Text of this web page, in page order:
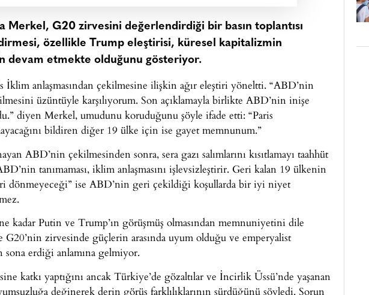
Merkel, G20 zirvesini değerlendirdiği bir basın toplantısı
özellikle Trump eleştirisi, küresel kapitalizmin
devam etmekte olduğunu gösteriyor.
anlaşmasından çekilmesine ilişkin ağır eleştiri yöneltti. “ABD’nin
üzüntüyle karşılıyorum. Son açıklamayla birlikte ABD’nin inişe
diyen Merkel, umudunu koruduğunu şöyle ifade etti: “Paris
bildiren diğer 19 ülke için ise gayet memnunum.”
ABD’nin çekilmesinden sonra, sera gazı salımlarını kısıtlamayı taahhüt
tanımaması, iklim anlaşmasını işlevsizleştirir. Geri kalan 19 ülkenin
dönmeyeceği” ise ABD’nin geri çekildiği koşullarda bir iyi niyet
kadar Putin ve Trump’ın görüşmüş olmasından memnuniyetini dile
G20’nin zirvesinde güçlerin arasında uyum olduğu ve emperyalist
erdiği anlamına gelmiyor.
katkı yaptığını ancak Türkiye’de gözaltılar ve İncirlik Üssü’nde yaşanan
değinerek derin görüş farklılıklarının sürdüğünü söyledi. Sorun